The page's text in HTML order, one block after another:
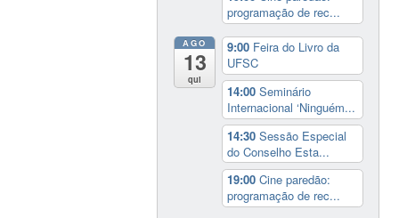
programação de rec...
AGO
13
qui
9:00 Feira do Livro da
UFSC
14:00Seminário
Internacional ‘Ninguém...
14:30Sessão Especial
do Conselho Esta...
19:00Cine paredão:
programação de rec...